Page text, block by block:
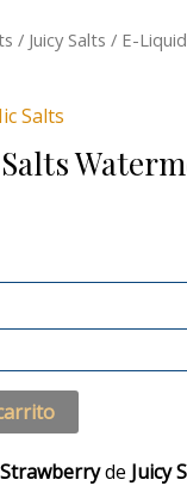
/ Juicy Salts / E-
Salts
€
€
de Juicy